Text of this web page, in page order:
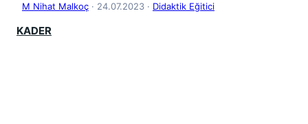
M Nihat Malkoç · 24.07.2023 · Didaktik Eğitici
KADER